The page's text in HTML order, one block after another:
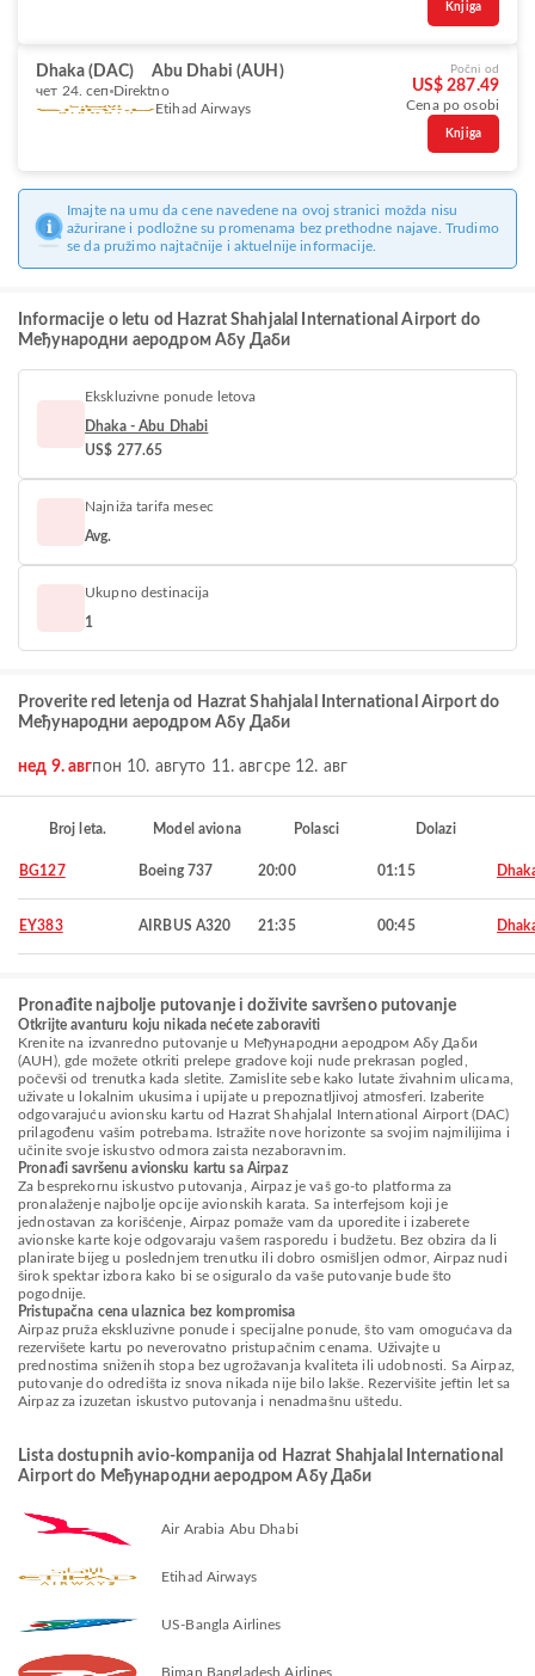
Knjiga
Dhaka (DAC) Abu Dhabi (AUH)
чет 24. сеп Direktno
Etihad Airways
Počni od
US$ 287.49
Cena po osobi
Knjiga
Imajte na umu da cene navedene na ovoj stranici možda nisu
ažurirane i podložne su promenama bez prethodne najave. Trudimo
se da pružimo najtačnije i aktuelnije informacije.
Informacije o letu od Hazrat Shahjalal International Airport do
Међународни аеродром Абу Даби
Ekskluzivne ponude letova
Dhaka - Abu Dhabi
US$ 277.65
Najniža tarifa mesec
Avg.
Ukupno destinacija
1
Proverite red letenja od Hazrat Shahjalal International Airport do
Међународни аеродром Абу Даби
нед 9. авгпон 10. авгуто 11. авгсре 12. авг
Broj leta. Model aviona Polasci Dolazi
BG127 Boeing 737 20:00 01:15
EY383 AIRBUS A320 21:35 00:45
Pronađite najbolje putovanje i doživite savršeno putovanje
Otkrijte avanturu koju nikada nećete zaboraviti
Krenite na izvanredno putovanje u Међународни аеродром Абу Даби
(AUH), gde možete otkriti prelepe gradove koji nude prekrasan pogled,
počevši od trenutka kada sletite. Zamislite sebe kako lutate živahnim ulicama,
uživate u lokalnim ukusima i upijate u prepoznatljivoj atmosferi. Izaberite
odgovarajuću avionsku kartu od Hazrat Shahjalal International Airport (DAC)
prilagođenu vašim potrebama. Istražite nove horizonte sa svojim najmilijima i
učinite svoje iskustvo odmora zaista nezaboravnim.
Pronađi savršenu avionsku kartu sa Airpaz
Za besprekornu iskustvo putovanja, Airpaz je vaš go-to platforma za
pronalaženje najbolje opcije avionskih karata. Sa interfejsom koji je
jednostavan za korišćenje, Airpaz pomaže vam da uporedite i izaberete
avionske karte koje odgovaraju vašem rasporedu i budžetu. Bez obzira da li
planirate bijeg u poslednjem trenutku ili dobro osmišljen odmor, Airpaz nudi
širok spektar izbora kako bi se osiguralo da vaše putovanje bude što
pogodnije.
Pristupačna cena ulaznica bez kompromisa
Airpaz pruža ekskluzivne ponude i specijalne ponude, što vam omogućava da
rezervišete kartu po neverovatno pristupačnim cenama. Uživajte u
prednostima sniženih stopa bez ugrožavanja kvaliteta ili udobnosti. Sa Airpaz,
putovanje do odredišta iz snova nikada nije bilo lakše. Rezervišite jeftin let sa
Airpaz za izuzetan iskustvo putovanja i nenadmašnu uštedu.
Lista dostupnih avio-kompanija od Hazrat Shahjalal International
Airport do Међународни аеродром Абу Даби
Air Arabia Abu Dhabi
Etihad Airways
US-Bangla Airlines
Biman Bangladesh Airlines